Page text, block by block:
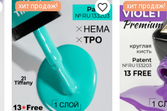
favorite_border
хит продаж! хит продаж!